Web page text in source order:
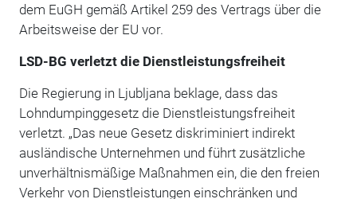
dem EuGH gemäß Artikel 259 des Vertrags über die
Arbeitsweise der EU vor.
LSD-BG verletzt die Dienstleistungsfreiheit
Die Regierung in Ljubljana beklage, dass das
Lohndumpinggesetz die Dienstleistungsfreiheit
verletzt. „Das neue Gesetz diskriminiert indirekt
ausländische Unternehmen und führt zusätzliche
unverhältnismäßige Maßnahmen ein, die den freien
Verkehr von Dienstleistungen einschränken und